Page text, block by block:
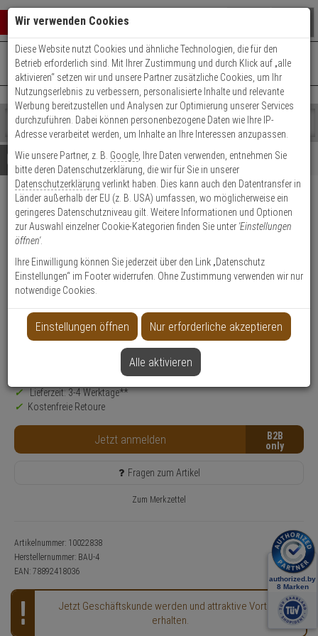
Warenkorb schließen
0 ARTIKEL IM WARENKORB
Ihr Warenkorb ist momentan leer.
Ergebnisse ()
Fertig
Shop
durchsuchen
Bitte
geben
Sie
mindestens
Zeichen
ein,
um
Suche
Es
wurde
noch
Kategorien
Suche
gestartet
+49 (0)821 899 493-0Mo. - Do.: 8:00 - 16:30 | Fr.: 8:00 - 14:00 Uhr
Kontaktservice nutzen
Details Beratung
Optex BAU-4
Einstellwerkzeug Infrarot für SL-
Serie
Produktmerkmale
Datenblatt drucken
Produktinformationen
Lieferzeit: 3-4 Werktage**
Kostenfreie Retoure
Jetzt anmelden B2B
Fragen zum Artikel
Zum Merkzettel
Artikelnummer: 10022838
Herstellernummer: BAU-4
EAN: 78892418036
Jetzt Geschäftskunde werden und attraktive Vorteile
erhalten.
Wir verwenden Cookies
Diese Website nutzt Cookies und ähnliche Technologien, die für den
Betrieb erforderlich sind. Mit Ihrer Zustimmung und durch Klick auf „alle
aktivieren“ setzen wir und unsere Partner zusätzliche Cookies, um Ihr
Nutzungserlebnis zu verbessern, personalisierte Inhalte und relevante
Werbung bereitzustellen und Analysen zur Optimierung unserer Services
durchzuführen. Dabei können personenbezogene Daten wie Ihre IP-
Adresse verarbeitet werden, um Inhalte an Ihre Interessen anzupassen.
Wie unsere Partner, z. B. Google , Ihre Daten verwenden, entnehmen Sie
bitte deren Datenschutzerklärung, die wir für Sie in unserer
Datenschutzerklärung verlinkt haben. Dies kann auch den Datentransfer in
Länder außerhalb der EU (z. B. USA) umfassen, wo möglicherweise ein
geringeres Datenschutzniveau gilt. Weitere Informationen und Optionen
zur Auswahl einzelner Cookie-Kategorien finden Sie unter 'Einstellungen
öffnen'.
Ihre Einwilligung können Sie jederzeit über den Link „Datenschutz
Einstellungen“ im Footer widerrufen. Ohne Zustimmung verwenden wir nur
notwendige Cookies.
Einstellungen öffnen Nur erforderliche akzeptieren
Alle aktivieren